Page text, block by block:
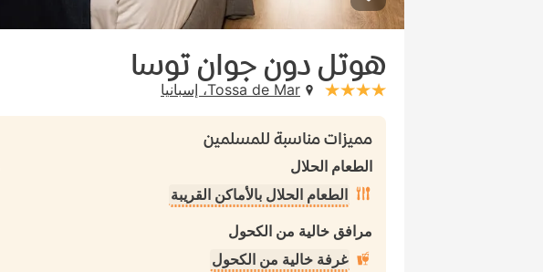
هوتل دون جوان توسا
stars: 4
Tossa de Mar، إسبانيا
مميزات مناسبة للمسلمين
الطعام الحلال
الطعام الحلال بالأماكن القريبة
مرافق خالية من الكحول
غرفة خالية من الكحول